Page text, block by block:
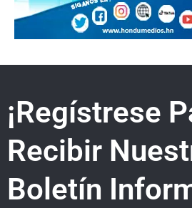
¡Regístrese
Recibir
Boletín